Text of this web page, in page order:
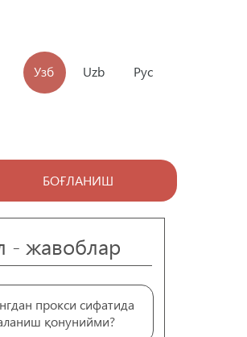
БОҒЛАНИШ
Узб Uzb Рус
- жавоблар
прокси сифатида
қонунийми?